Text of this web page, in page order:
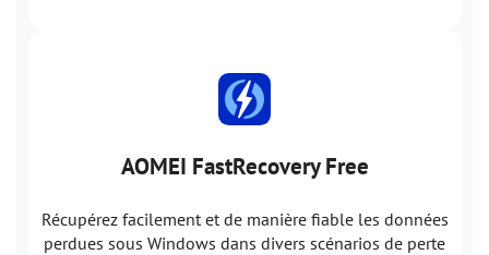
AOMEI FastRecovery Free
Récupérez facilement et de manière fiable les données
perdues sous Windows dans divers scénarios de perte